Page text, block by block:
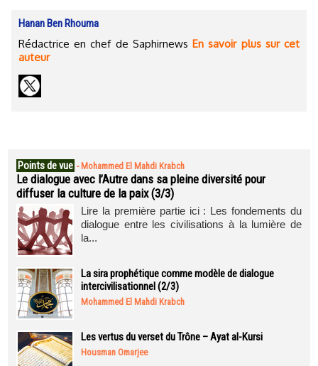
Hanan Ben Rhouma
Rédactrice en chef de Saphirnews En savoir plus sur cet
auteur
Points de vue - Mohammed El Mahdi Krabch
Le dialogue avec l’Autre dans sa pleine diversité pour
diffuser la culture de la paix (3/3)
Lire la première partie ici : Les fondements du
dialogue entre les civilisations à la lumière de
la...
La sira prophétique comme modèle de dialogue
intercivilisationnel (2/3)
Mohammed El Mahdi Krabch
Les vertus du verset du Trône – Ayat al-Kursi
Housman Omarjee